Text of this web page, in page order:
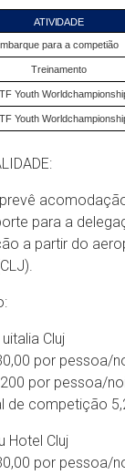
ATIVIDADE
para a competião
Treinamento
Youth
Youth
para a
a partir do
Cluj
por pessoa/
por pessoa/
de competição
Hotel Cluj
por pessoa/